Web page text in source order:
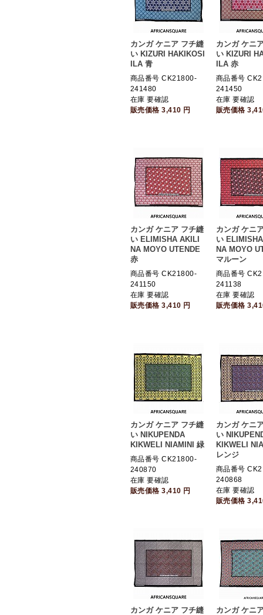
カンガ ケニア フチ縫
い KIZURI HAKIKOSI
ILA 青
商品番号 CK21800-
241480
在庫 要確認
販売価格3,410 円
カンガ ケニ
い KIZURI
ILA 赤
商品番号
241450
在庫 要確認
販売価格
カンガ ケニア フチ縫
い ELIMISHA AKILI
NA MOYO UTENDE
赤
商品番号 CK21800-
241150
在庫 要確認
販売価格3,410 円
カンガ ケニ
い
NA MOYO
マルーン
商品番号
241138
在庫 要確認
販売価格
カンガ ケニア フチ縫
い NIKUPENDA
KIKWELI NIAMINI 緑
商品番号 CK21800-
240870
在庫 要確認
販売価格3,410 円
カンガ ケニ
い
KIKWELI
レンジ
商品番号
240868
在庫 要確認
販売価格
カンガ ケニア フチ縫
カンガ ケニ